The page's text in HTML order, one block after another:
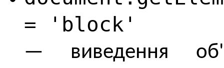
= 'block'
— виведення